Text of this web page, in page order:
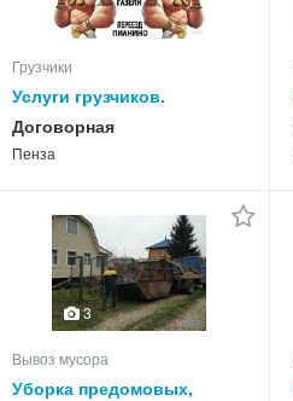
Грузчики
Услуги грузчиков.
Договорная
Пенза
3
Вывоз мусора
Уборка предомовых,